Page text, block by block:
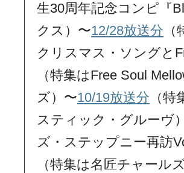
生30周年記念コンピ『
クス）〜12/28放送分
クリスマス・ソングと
（特集はFree Soul
ズ）〜10/19放送分 （
スティック・グルーヴ
ズ・ステップニー再訪
（特集は名匠チャール